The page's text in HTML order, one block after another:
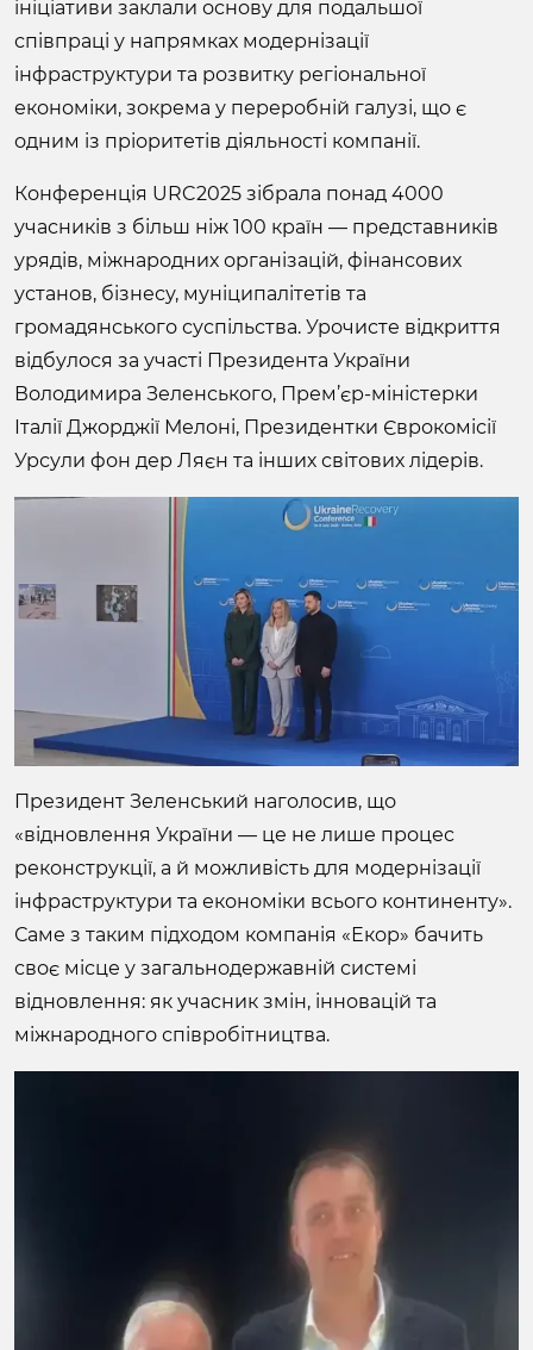
ініціативи заклали основу для подальшої
співпраці у напрямках модернізації
інфраструктури та розвитку регіональної
економіки, зокрема у переробній галузі, що є
одним із пріоритетів діяльності компанії.
Конференція URC2025 зібрала понад 4000
учасників з більш ніж 100 країн — представників
урядів, міжнародних організацій, фінансових
установ, бізнесу, муніципалітетів та
громадянського суспільства. Урочисте відкриття
відбулося за участі Президента України
Володимира Зеленського, Прем’єр-міністерки
Італії Джорджії Мелоні, Президентки Єврокомісії
Урсули фон дер Ляєн та інших світових лідерів.
Президент Зеленський наголосив, що
«відновлення України — це не лише процес
реконструкції, а й можливість для модернізації
інфраструктури та економіки всього континенту».
Саме з таким підходом компанія «Екор» бачить
своє місце у загальнодержавній системі
відновлення: як учасник змін, інновацій та
міжнародного співробітництва.